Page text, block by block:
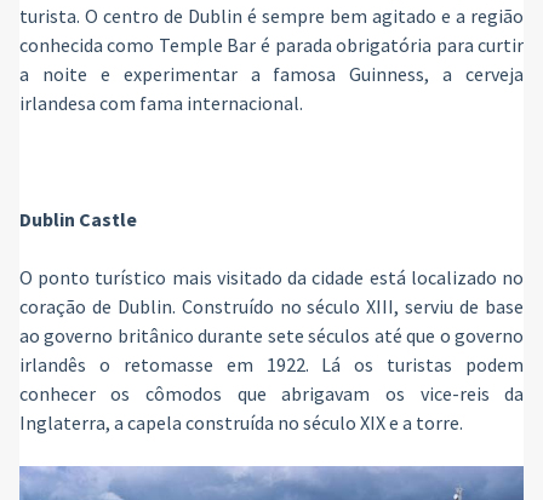
turista. O centro de Dublin é sempre bem agitado e a região
conhecida como Temple Bar é parada obrigatória para curtir
a noite e experimentar a famosa Guinness, a cerveja
irlandesa com fama internacional.
Dublin Castle
O ponto turístico mais visitado da cidade está localizado no
coração de Dublin. Construído no século XIII, serviu de base
ao governo britânico durante sete séculos até que o governo
irlandês o retomasse em 1922. Lá os turistas podem
conhecer os cômodos que abrigavam os vice-reis da
Inglaterra, a capela construída no século XIX e a torre.